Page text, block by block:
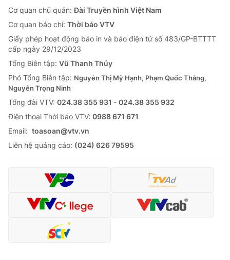
Cơ quan chủ quản:Đài Truyền hình Việt Nam
Cơ quan báo chí: Thời báo VTV
Giấy phép hoạt động báo in và báo điện tử số 483/GP-BTTTT
cấp ngày 29/12/2023
Tổng Biên tập: Vũ Thanh Thủy
Phó Tổng Biên tập: Nguyễn Thị Mỹ Hạnh, Phạm Quốc Thắng,
Nguyễn Trọng Ninh
Tổng đài VTV: 024.38 355 931 - 024.38 355 932
Ðiện thoại Thời báo VTV: 0988 671 671
Email: toasoan@vtv.vn
Liên hệ quảng cáo: (024) 626 79595